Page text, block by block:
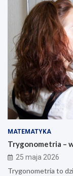
MATEMATYKA
Trygonometria –
25 maja 2026
Trygonometria to